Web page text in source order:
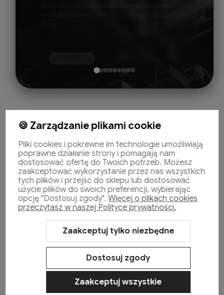
Pomoc
Moje konto
Płatności i dostawa
Informacje
🍪 Zarządzanie plikami cookie
Pliki cookies i pokrewne im technologie umożliwiają
poprawne działanie strony i pomagają nam
dostosować ofertę do Twoich potrzeb. Możesz
zaakceptować wykorzystanie przez nas wszystkich
tych plików i przejść do sklepu lub dostosować
użycie plików do swoich preferencji, wybierając
opcję "Dostosuj zgody". Więcej o plikach cookies
przeczytasz w naszej Polityce prywatności.
Zaakceptuj tylko niezbędne
Dostosuj zgody
Zaakceptuj wszystkie